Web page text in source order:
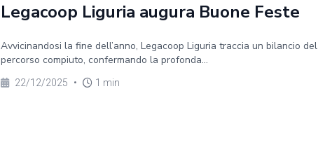
Legacoop Liguria augura Buone Feste
Avvicinandosi la fine dell’anno, Legacoop Liguria traccia un bilancio del
percorso compiuto, confermando la profonda...
22/12/2025 • 1 min